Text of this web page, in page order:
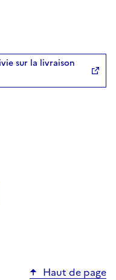
sur la livraison
Haut de page